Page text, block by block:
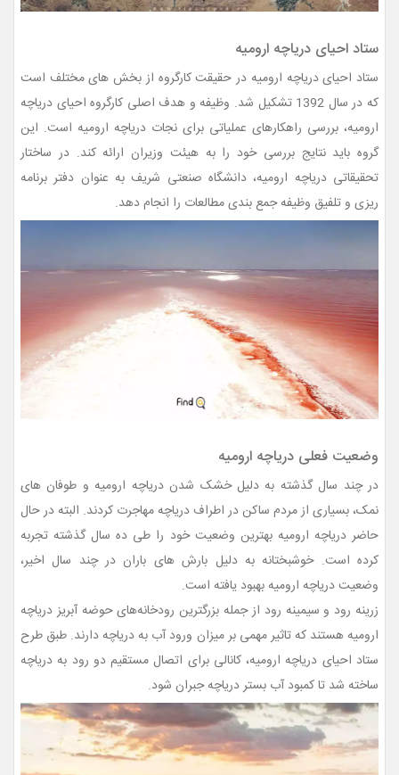
ستاد احیای دریاچه ارومیه
ستاد احیای دریاچه ارومیه در حقیقت کارگروه از بخش های مختلف است
که در سال 1392 تشکیل شد. وظیفه و هدف اصلی کارگروه احیای دریاچه
ارومیه، بررسی راهکارهای عملیاتی برای نجات دریاچه ارومیه است. این
گروه باید نتایج بررسی خود را به هیئت وزیران ارائه کند. در ساختار
تحقیقاتی دریاچه ارومیه، دانشگاه صنعتی شریف به عنوان دفتر برنامه
ریزی و تلفیق وظیفه جمع بندی مطالعات را انجام دهد.
وضعیت فعلی دریاچه ارومیه
در چند سال گذشته به دلیل خشک شدن دریاچه ارومیه و طوفان های
نمک، بسیاری از مردم ساکن در اطراف دریاچه مهاجرت کردند. البته در حال
حاضر دریاچه ارومیه بهترین وضعیت خود را طی ده سال گذشته تجربه
کرده است. خوشبختانه به دلیل بارش های باران در چند سال اخیر،
وضعیت دریاچه ارومیه بهبود یافته است.
زرینه رود و سیمینه رود از جمله بزرگترین رودخانه‌های حوضه آبریز دریاچه
ارومیه هستند که تاثیر مهمی بر میزان ورود آب به دریاچه دارند. طبق طرح
ستاد احیای دریاچه ارومیه، کانالی برای اتصال مستقیم دو رود به دریاچه
ساخته شد تا کمبود آب بستر دریاچه جبران شود.